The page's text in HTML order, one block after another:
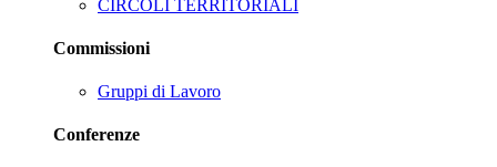
CIRCOLI TERRITORIALI
Commissioni
Gruppi di Lavoro
Conferenze